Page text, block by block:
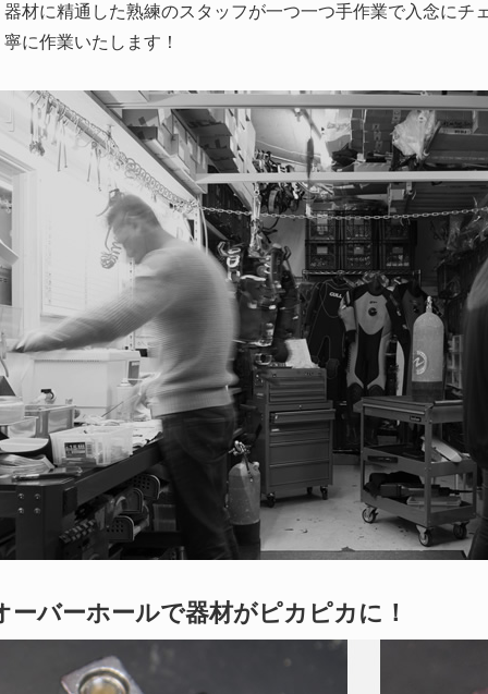
器材に精通した熟練のスタッフが一つ一つ手作業で入念にチ
寧に作業いたします！
ーバーホールで器材がピカピカに！